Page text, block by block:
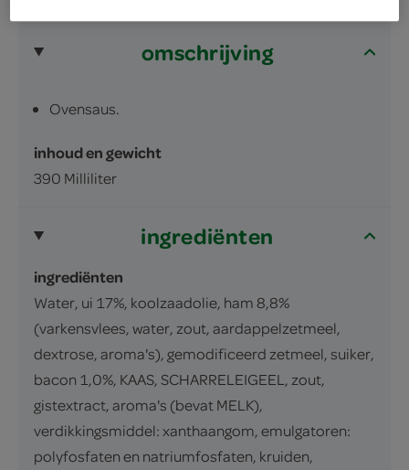
omschrijving
Ovensaus.
inhoud en gewicht
390 Milliliter
ingrediënten
ingrediënten
Water, ui 17%, koolzaadolie, ham 8,8%
(varkensvlees, water, zout, aardappelzetmeel,
dextrose, aroma's), gemodificeerd zetmeel, suiker,
bacon 1,0%, KAAS, SCHARRELEIGEEL, zout,
gistextract, aroma's (bevat MELK),
verdikkingsmiddel: xanthaangom, emulgatoren:
polyfosfaten en natriumfosfaten, kruiden,